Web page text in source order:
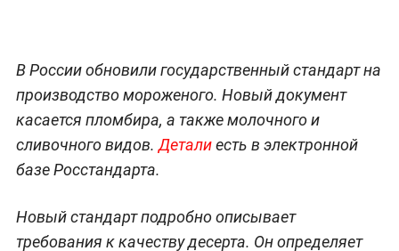
В России обновили государственный стандарт на
производство мороженого. Новый документ
касается пломбира, а также молочного и
сливочного видов.Деталиесть в электронной
базе Росстандарта.
Новый стандарт подробно описывает
требования к качеству десерта. Он определяет